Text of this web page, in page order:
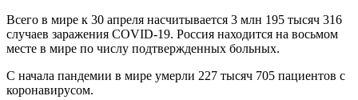
Всего в мире к 30 апреля насчитывается 3 млн 195 тысяч 316
случаев заражения COVID-19. Россия находится на восьмом
месте в мире по числу подтвержденных больных.
С начала пандемии в мире умерли 227 тысяч 705 пациентов с
коронавирусом.